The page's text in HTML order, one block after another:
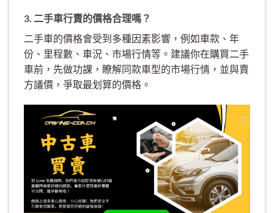
3. 二手車行賣的價格合理嗎？
二手車的價格會受到多種因素影響，例如車款、年
份、里程數、車況、市場行情等。建議你在購買二手
車前，先做功課，瞭解同款車型的市場行情，並與賣
方議價，爭取最划算的價格。